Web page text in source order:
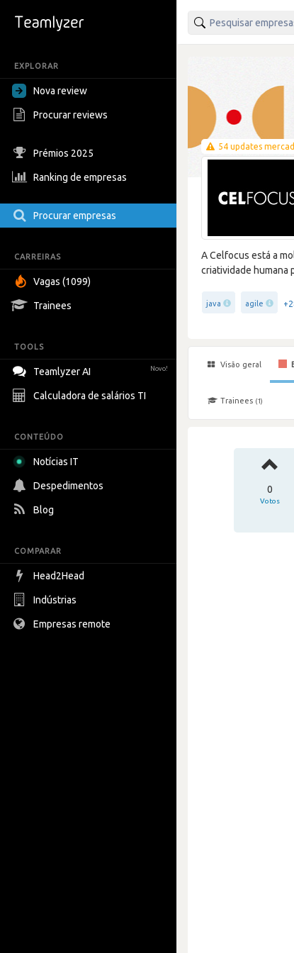
EXPLORAR
Nova review
Procurar reviews
Prémios 2025
Ranking de empresas
Procurar empresas
CARREIRAS
Vagas (1099)
Trainees
TOOLS
Teamlyzer AI Novo!
Calculadora de salários TI
CONTEÚDO
Notícias IT
Despedimentos
Blog
COMPARAR
Head2Head
Indústrias
Empresas remote
54 updates
A Celfocus está a
criatividade humana
java agile
Visão geral
Trainees (1)
0
Votos